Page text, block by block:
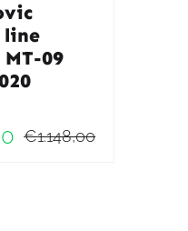
line
09
€1.148,00